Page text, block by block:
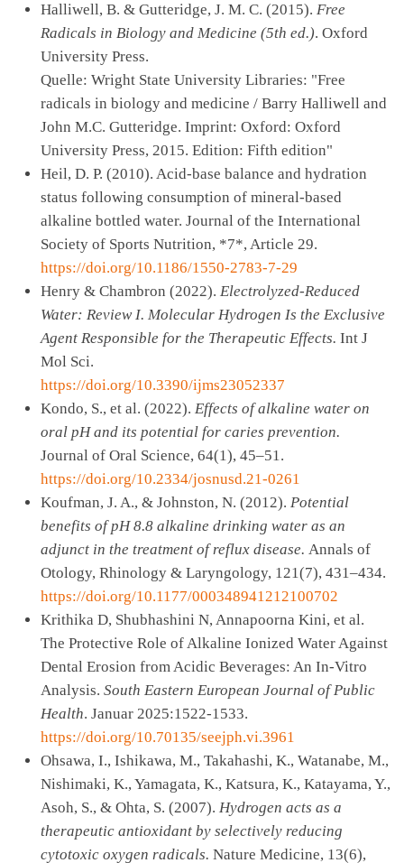
Halliwell, B. & Gutteridge, J. M. C. (2015). Free
Radicals in Biology and Medicine (5th ed.). Oxford
University Press.
Quelle: Wright State University Libraries: "Free
radicals in biology and medicine / Barry Halliwell and
John M.C. Gutteridge. Imprint: Oxford: Oxford
University Press, 2015. Edition: Fifth edition"
Heil, D. P. (2010). Acid-base balance and hydration
status following consumption of mineral-based
alkaline bottled water. Journal of the International
Society of Sports Nutrition, *7*, Article 29.
https://doi.org/10.1186/1550-2783-7-29
Henry & Chambron (2022). Electrolyzed-Reduced
Water: Review I. Molecular Hydrogen Is the Exclusive
Agent Responsible for the Therapeutic Effects. Int J
Mol Sci.
https://doi.org/10.3390/ijms23052337
Kondo, S., et al. (2022). Effects of alkaline water on
oral pH and its potential for caries prevention.
Journal of Oral Science, 64(1), 45–51.
https://doi.org/10.2334/josnusd.21-0261
Koufman, J. A., & Johnston, N. (2012). Potential
benefits of pH 8.8 alkaline drinking water as an
adjunct in the treatment of reflux disease. Annals of
Otology, Rhinology & Laryngology, 121(7), 431–434.
https://doi.org/10.1177/000348941212100702
Krithika D, Shubhashini N, Annapoorna Kini, et al.
The Protective Role of Alkaline Ionized Water Against
Dental Erosion from Acidic Beverages: An In-Vitro
Analysis. South Eastern European Journal of Public
Health. Januar 2025:1522-1533.
https://doi.org/10.70135/seejph.vi.3961
Ohsawa, I., Ishikawa, M., Takahashi, K., Watanabe, M.,
Nishimaki, K., Yamagata, K., Katsura, K., Katayama, Y.,
Asoh, S., & Ohta, S. (2007). Hydrogen acts as a
therapeutic antioxidant by selectively reducing
cytotoxic oxygen radicals. Nature Medicine, 13(6),